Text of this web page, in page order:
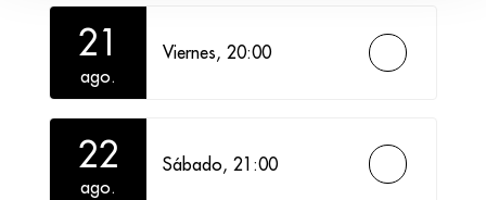
21
ago.
Viernes, 20:00
22
ago.
Sábado, 21:00